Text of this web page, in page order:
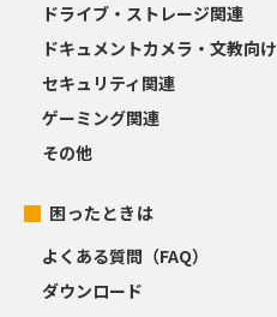
ドライブ・ストレージ関連
ドキュメントカメラ・文教向け
セキュリティ関連
ゲーミング関連
その他
困ったときは
よくある質問（FAQ）
ダウンロード